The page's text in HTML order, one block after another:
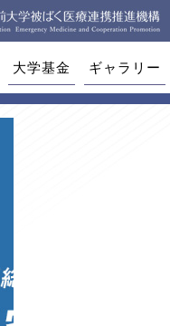
大学基金 ギャラリー